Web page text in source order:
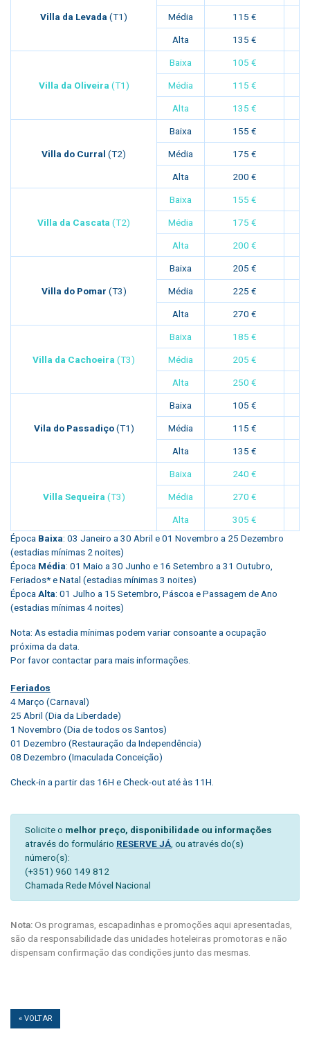
Villa da Levada (T1) Média 115 €
Alta 135 €
Villa da Oliveira (T1)
Baixa 105 €
Média 115 €
Alta 135 €
Villa do Curral (T2)
Baixa 155 €
Média 175 €
Alta 200 €
Villa da Cascata (T2)
Baixa 155 €
Média 175 €
Alta 200 €
Villa do Pomar (T3)
Baixa 205 €
Média 225 €
Alta 270 €
Villa da Cachoeira (T3)
Baixa 185 €
Média 205 €
Alta 250 €
Vila do Passadiço(T1)
Baixa 105 €
Média 115 €
Alta 135 €
Villa Sequeira (T3)
Baixa 240 €
Média 270 €
Alta
305 €
Época Baixa: 03 Janeiro a 30 Abril e 01 Novembro a 25 Dezembro
(estadias mínimas 2 noites)
Época Média: 01 Maio a 30 Junho e 16 Setembro a 31 Outubro,
Feriados* e Natal (estadias mínimas 3 noites)
Época Alta: 01 Julho a 15 Setembro, Páscoa e Passagem de Ano
(estadias mínimas 4 noites)
Nota: As estadia mínimas podem variar consoante a ocupação
próxima da data.
Por favor contactar para mais informações.
Feriados
4 Março (Carnaval)
25 Abril (Dia da Liberdade)
1 Novembro (Dia de todos os Santos)
01 Dezembro (Restauração da Independência)
08 Dezembro (Imaculada Conceição)
Check-in a partir das 16H e Check-out até às 11H.
Solicite o melhor preço, disponibilidade ou informações
através do formulário RESERVE JÁ , ou através do(s)
número(s):
(+351) 960 149 812
Chamada Rede Móvel Nacional
Nota:Os programas, escapadinhas e promoções aqui apresentadas,
são da responsabilidade das unidades hoteleiras promotoras e não
dispensam confirmação das condições junto das mesmas.
« VOLTAR